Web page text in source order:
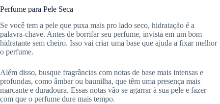
Perfume para Pele Seca
Se você tem a pele que puxa mais pro lado seco, hidratação é a
palavra-chave. Antes de borrifar seu perfume, invista em um bom
hidratante sem cheiro. Isso vai criar uma base que ajuda a fixar melhor
o perfume.
Além disso, busque fragrâncias com notas de base mais intensas e
profundas, como âmbar ou baunilha, que têm uma presença mais
marcante e duradoura. Essas notas vão se agarrar à sua pele e fazer
com que o perfume dure mais tempo.